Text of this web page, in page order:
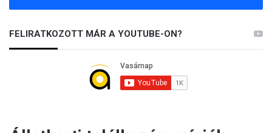
FELIRATKOZOTT MÁR A YOUTUBE-ON?